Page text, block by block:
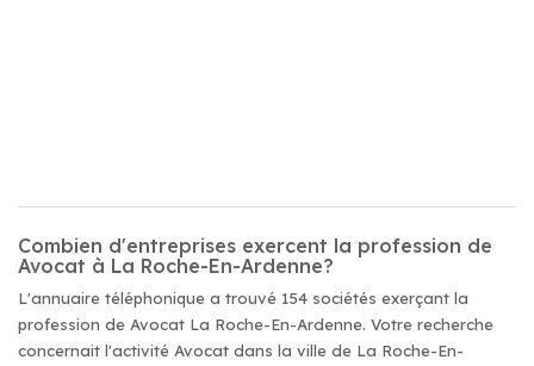
Combien d'entreprises exercent la profession de
Avocat à La Roche-En-Ardenne?
L'annuaire téléphonique a trouvé 154 sociétés exerçant la
profession de Avocat La Roche-En-Ardenne. Votre recherche
concernait l'activité Avocat dans la ville de La Roche-En-